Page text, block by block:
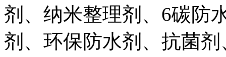
剂、纳米整理剂、6碳防
剂、环保防水剂、抗菌